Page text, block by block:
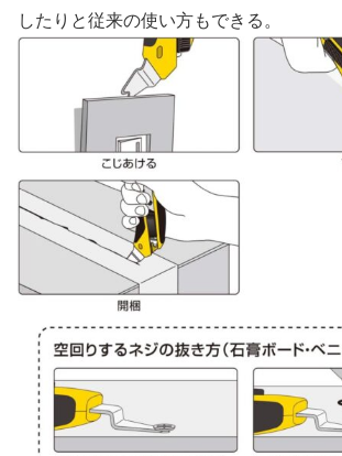
したりと従来の使い方もできる。